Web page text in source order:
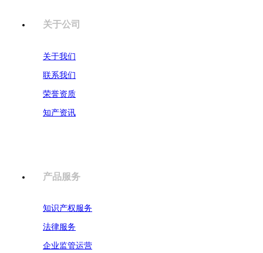
关于公司
关于我们
联系我们
荣誉资质
知产资讯
产品服务
知识产权服务
法律服务
企业监管运营